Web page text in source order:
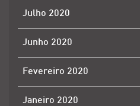
Julho 2020
Junho 2020
Fevereiro 2020
Janeiro 2020